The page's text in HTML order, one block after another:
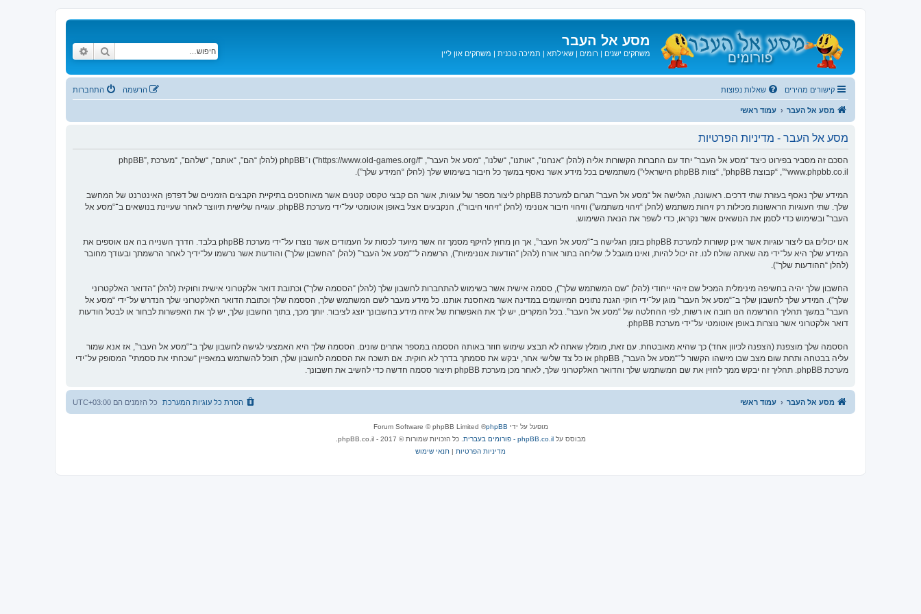
מסע אל העבר
משחקים ישנים | רומים | שאילתא | תמיכה טכנית | משחקים און ליין חיפוש
קישורים מהירים שאלות נפוצות התחברות הרשמה
מסע אל העבר עמוד ראשי
מסע אל העבר - מדיניות הפרטיות
הסכם זה מסביר בפירוט כיצד “מסע אל העבר” יחד עם החברות הקשורות אליה (להלן “אנחנו”, “אותנו”, “שלנו”, “מסע אל העבר”, “https://www.old-games.org/f”) ו־phpBB (להלן “הם”, “אותם”, “שלהם”, “מערכת phpBB”,
“www.phpbb.co.il”, “קבוצת phpBB”, “צוות phpBB הישראלי”) משתמשים בכל מידע אשר נאסף במשך כל חיבור בשימוש שלך (להלן “המידע שלך”).
המידע שלך נאסף בעזרת שתי דרכים. ראשונה, הגלישה אל “מסע אל העבר” תגרום למערכת phpBB ליצור מספר של עוגיות, אשר הם קבצי טקסט קטנים אשר מאוחסנים בתיקיית הקבצים הזמניים של דפדפן האינטרנט של המחשב
שלך. שתי העוגיות הראשונות מכילות רק זיהות משתמש (להלן “זיהוי משתמש”) וזיהוי חיבור אנונימי (להלן “זיהוי חיבור”), הנקבעים אצל באופן אוטומטי על־ידי מערכת phpBB. עוגייה שלישית תיווצר לאחר שעיינת בנושאים ב־“מסע אל
העבר” ובשימוש כדי לסמן את הנושאים אשר נקראו, כדי לשפר את הנאת השימוש.
אנו יכולים גם ליצור עוגיות אשר אינן קשורות למערכת phpBB בזמן הגלישה ב־“מסע אל העבר”, אך הן מחוץ להיקף מסמך זה אשר מיועד לכסות על העמודים אשר נוצרו על־ידי מערכת phpBB בלבד. הדרך השנייה בה אנו אוספים את
המידע שלך היא על־ידי מה שאתה שולח לנו. זה יכול להיות, ואינו מוגבל ל: שליחה בתור אורח (להלן “הודעות אנונימיות”), הרשמה ל־“מסע אל העבר” (להלן “החשבון שלך”) והודעות אשר נרשמו על־ידיך לאחר הרשמתך ובעודך מחובר
(להלן “ההודעות שלך”).
החשבון שלך יהיה בחשיפה מינימלית המכיל שם זיהוי ייחודי (להלן “שם המשתמש שלך”), ססמה אישית אשר בשימוש להתחברות לחשבון שלך (להלן “הססמה שלך”) וכתובת דואר אלקטרוני אישית וחוקית (להלן “הדואר האלקטרוני
שלך”). המידע שלך לחשבון שלך ב־“מסע אל העבר” מוגן על־ידי חוקי הגנת נתונים המיושמים במדינה אשר מאחסנת אותנו. כל מידע מעבר לשם המשתמש שלך, הססמה שלך וכתובת הדואר האלקטרוני שלך הנדרש על־ידי “מסע אל
העבר” במשך תהליך ההרשמה הנו חובה או רשות, לפי ההחלטה של “מסע אל העבר”. בכל המקרים, יש לך את האפשרות של איזה מידע בחשבונך יוצג לציבור. יותך מכך, בתוך החשבון שלך, יש לך את האפשרות לבחור או לבטל הודעות
דואר אלקטרוני אשר נוצרות באופן אוטומטי על־ידי מערכת phpBB.
הססמה שלך מוצפנת (הצפנה לכיוון אחד) כך שהיא מאובטחת. עם זאת, מומלץ שאתה לא תבצע שימוש חוזר באותה הססמה במספר אתרים שונים. הססמה שלך היא האמצעי לגישה לחשבון שלך ב־“מסע אל העבר”, אז אנא שמור
עליה בבטחה ותחת שום מצב שבו מישהו הקשור ל־“מסע אל העבר”, phpBB או כל צד שלישי אחר, יבקש את ססמתך בדרך לא חוקית. אם תשכח את הססמה לחשבון שלך, תוכל להשתמש במאפיין “שכחתי את ססמתי” המסופק על־ידי
מערכת phpBB. תהליך זה יבקש ממך להזין את שם המשתמש שלך והדואר האלקטרוני שלך, לאחר מכן מערכת phpBB תיצור ססמה חדשה כדי להשיב את חשבונך.
מסע אל העבר עמוד ראשי כל הזמנים הם UTC+03:00 הסרת כל עוגיות המערכת
מופעל על ידי phpBB
® Forum Software © phpBB Limited
מבוסס עלphpBB.co.il - פורומים בעברית
. כל הזכויות שמורות © 2017 - phpBB.co.il.
מדיניות הפרטיות | תנאי שימוש